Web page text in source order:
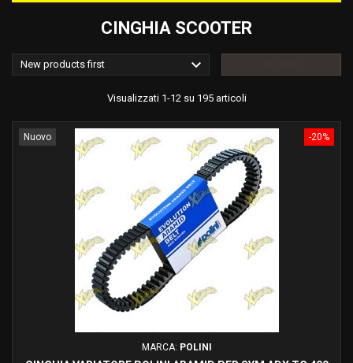
CINGHIA SCOOTER
New products first 
Visualizzati 1-12 su 195 articoli
-20%
Nuovo
MARCA: POLINI